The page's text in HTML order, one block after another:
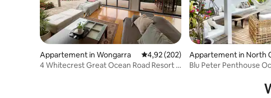
Appartement in Wongarra Gemiddelde beoordeling van 4,92 uit
4,92 (202)
4 Whitecrest Great Ocean Road Resort -
Appartement in North
ee
Blu Peter Penthouse